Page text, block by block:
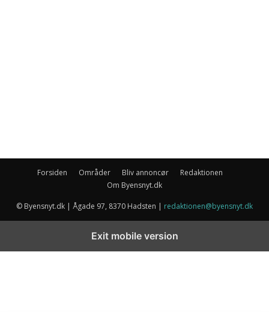
Forsiden Områder Bliv annoncør
Redaktionen
Om Byensnyt.dk
© Byensnyt.dk | Ågade 97, 8370 Hadsten | redaktionen@byensnyt.dk
Exit mobile version